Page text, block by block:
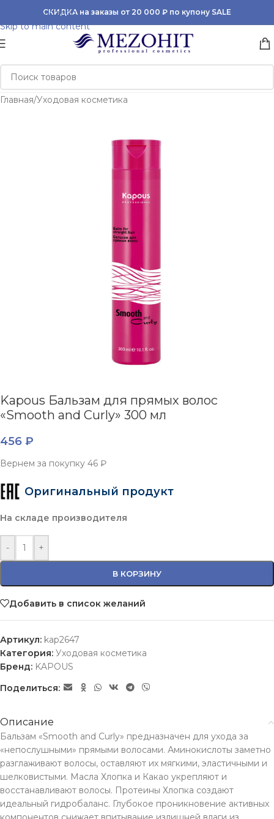
Skip to navigation
Skip to main content
СКИДКА на заказы от 20 000 ₽ по купону SALE
Главная/Уходовая косметика
Kapous Бальзам для прямых волос
«Smooth and Curly» 300 мл
456 ₽
Вернем за покупку 46 ₽
Оригинальный продукт
На складе производителя
- +
В КОРЗИНУ
Добавить в список желаний
Артикул: kap2647
Категория: Уходовая косметика
Бренд: KAPOUS
Поделиться:
Описание
Бальзам «Smooth and Curly» предназначен для ухода за
«непослушными» прямыми волосами. Аминокислоты заметно
разглаживают волосы, оставляют их мягкими, эластичными и
шелковистыми. Масла Хлопка и Какао укрепляют и
восстанавливают волосы. Протеины Хлопка создают
идеальный гидробаланс. Глубокое проникновение активных